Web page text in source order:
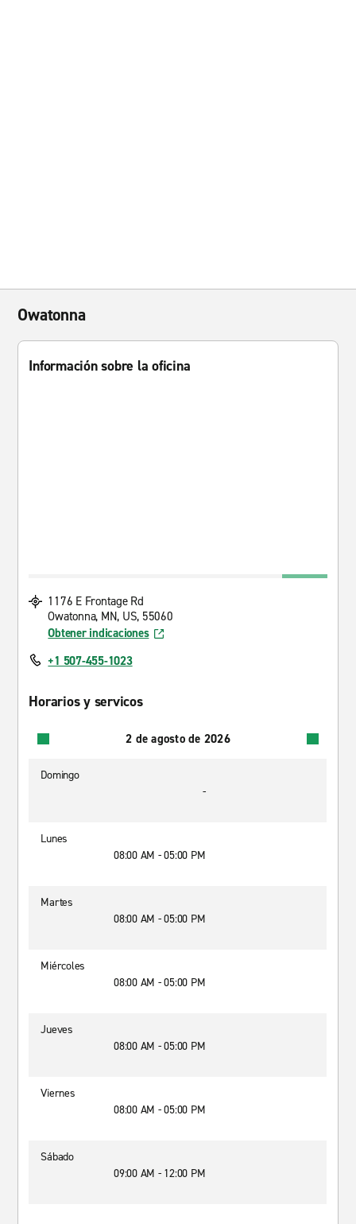
Owatonna
Información sobre la oficina
1176 E Frontage Rd
Owatonna, MN, US, 55060
Obtener indicaciones
+1 507-455-1023
Horarios y servicos
2 de agosto de 2026
Domingo
-
Lunes
08:00 AM - 05:00 PM
Martes
08:00 AM - 05:00 PM
Miércoles
08:00 AM - 05:00 PM
Jueves
08:00 AM - 05:00 PM
Viernes
08:00 AM - 05:00 PM
Sábado
09:00 AM - 12:00 PM